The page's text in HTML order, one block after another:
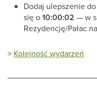
Dodaj ulepszenie
się o10:00:02 — w
Rezydencję/Pałac
> Kolejność wydarzeń